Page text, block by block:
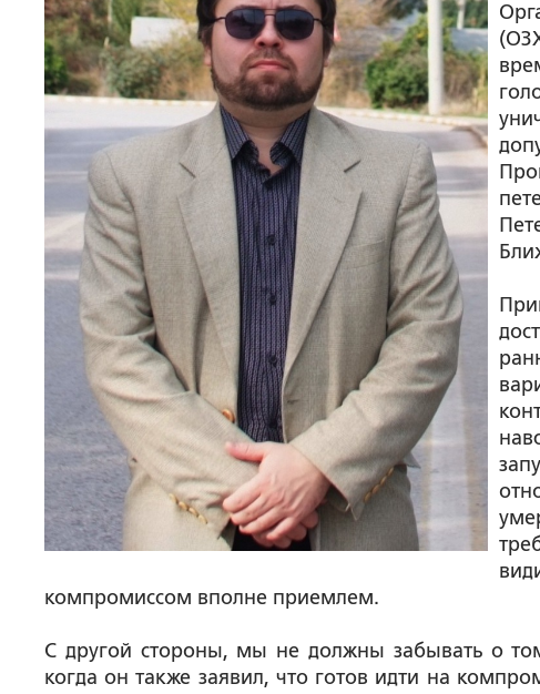
компромиссом вполне приемлем.
С другой стороны, мы не должны забывать о
когда он также заявил, что готов идти на